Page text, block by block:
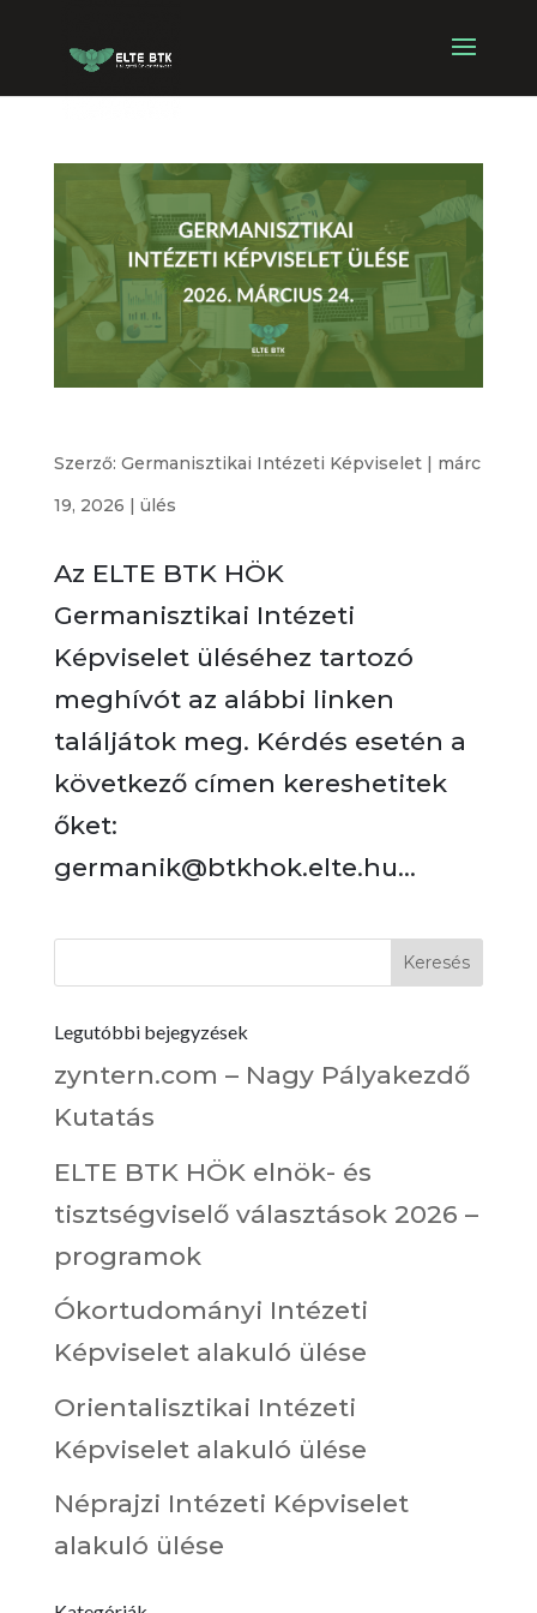
Szerző: Germanisztikai Intézeti Képviselet| márc
19, 2026
ülés
Az ELTE BTK HÖK
Germanisztikai Intézeti
Képviselet üléséhez tartozó
meghívót az alábbi linken
találjátok meg. Kérdés esetén a
következő címen kereshetitek
őket:
germanik@btkhok.elte.hu...
Legutóbbi bejegyzések
zyntern.com – Nagy Pályakezdő
Kutatás
ELTE BTK HÖK elnök- és
tisztségviselő választások 2026 –
programok
Ókortudományi Intézeti
Képviselet alakuló ülése
Orientalisztikai Intézeti
Képviselet alakuló ülése
Néprajzi Intézeti Képviselet
alakuló ülése